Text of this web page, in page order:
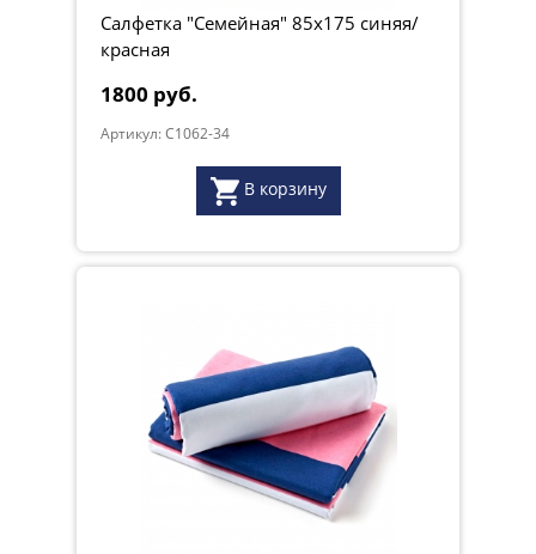
Салфетка "Семейная" 85х175 синяя/
красная
1800 руб.
Артикул: C1062-34
В корзину